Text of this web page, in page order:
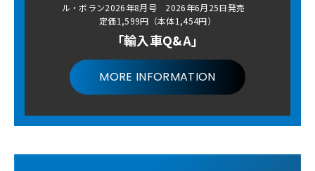
ル・ボラン2026年8月号 2026年6月25日発売
定価1,599円（本体1,454円）
「輸入車Q&A」
MORE INFORMATION